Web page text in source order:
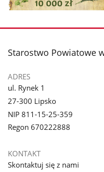
galerii.
stopka
Starostwo Powiatowe
ADRES
ul. Rynek 1
27-300 Lipsko
NIP 811-15-25-359
Regon 670222888
KONTAKT
Skontaktuj się z nami